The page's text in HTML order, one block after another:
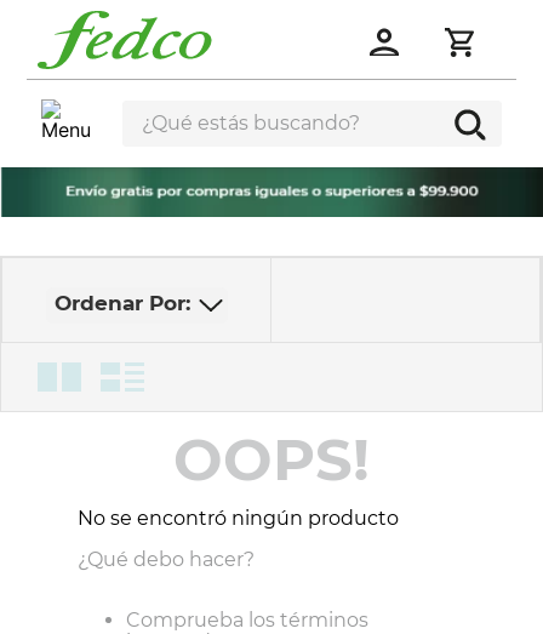
¿Qué estás buscando?
OOPS!
No se encontró ningún producto
¿Qué debo hacer?
Comprueba los términos